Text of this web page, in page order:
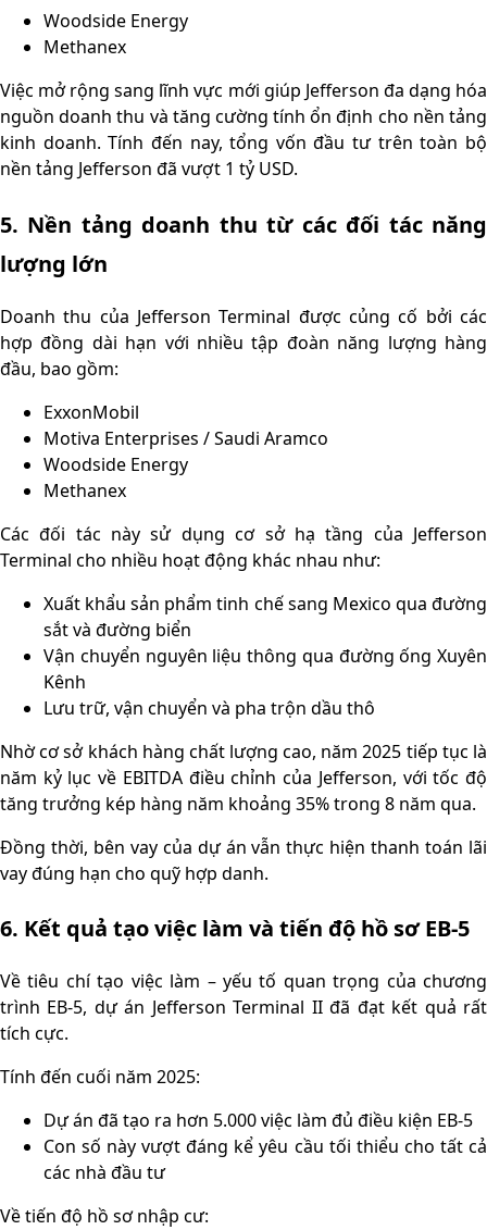
Woodside Energy
Methanex
Việc mở rộng sang lĩnh vực mới giúp Jefferson đa dạng hóa
nguồn doanh thu và tăng cường tính ổn định cho nền tảng
kinh doanh. Tính đến nay, tổng vốn đầu tư trên toàn bộ
nền tảng Jefferson đã vượt 1 tỷ USD.
5. Nền tảng doanh thu từ các đối tác năng
lượng lớn
Doanh thu của Jefferson Terminal được củng cố bởi các
hợp đồng dài hạn với nhiều tập đoàn năng lượng hàng
đầu, bao gồm:
ExxonMobil
Motiva Enterprises / Saudi Aramco
Woodside Energy
Methanex
Các đối tác này sử dụng cơ sở hạ tầng của Jefferson
Terminal cho nhiều hoạt động khác nhau như:
Xuất khẩu sản phẩm tinh chế sang Mexico qua đường
sắt và đường biển
Vận chuyển nguyên liệu thông qua đường ống Xuyên
Kênh
Lưu trữ, vận chuyển và pha trộn dầu thô
Nhờ cơ sở khách hàng chất lượng cao, năm 2025 tiếp tục là
năm kỷ lục về EBITDA điều chỉnh của Jefferson, với tốc độ
tăng trưởng kép hàng năm khoảng 35% trong 8 năm qua.
Đồng thời, bên vay của dự án vẫn thực hiện thanh toán lãi
vay đúng hạn cho quỹ hợp danh.
6. Kết quả tạo việc làm và tiến độ hồ sơ EB-5
Về tiêu chí tạo việc làm – yếu tố quan trọng của chương
trình EB-5, dự án Jefferson Terminal II đã đạt kết quả rất
tích cực.
Tính đến cuối năm 2025:
Dự án đã tạo ra hơn 5.000 việc làm đủ điều kiện EB-5
Con số này vượt đáng kể yêu cầu tối thiểu cho tất cả
các nhà đầu tư
Về tiến độ hồ sơ nhập cư: